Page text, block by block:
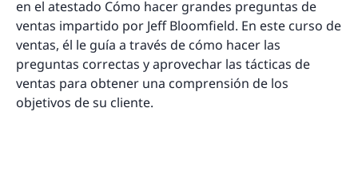
en el atestado Cómo hacer grandes preguntas de
ventas impartido por Jeff Bloomfield. En este curso de
ventas, él le guía a través de cómo hacer las
preguntas correctas y aprovechar las tácticas de
ventas para obtener una comprensión de los
objetivos de su cliente.